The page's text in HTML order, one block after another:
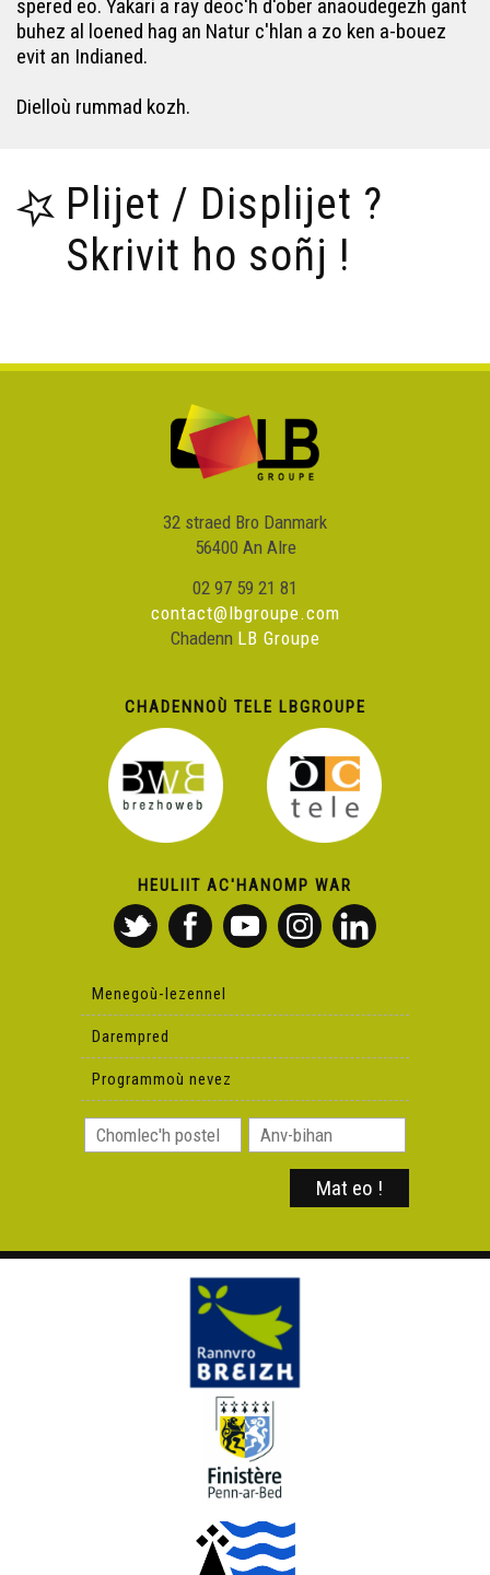
spered eo. Yakari a ray deoc'h d'ober anaoudegezh gant
buhez al loened hag an Natur c'hlan a zo ken a-bouez
evit an Indianed.
Dielloù rummad kozh.
Plijet / Displijet ?
Skrivit ho soñj !
32 straed Bro Danmark
56400 An Alre
02 97 59 21 81
contact@lbgroupe.com
Chadenn LB Groupe
CHADENNOÙ TELE LBGROUPE
HEULIIT AC'HANOMP WAR
Menegoù-lezennel
Darempred
Programmoù nevez